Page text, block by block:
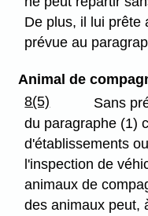
De plus, il lui prête
prévue au
Animal de
8(5)
Sans
du paragraphe (1)
d'établissements
l'inspection de
animaux de
des animaux peut,